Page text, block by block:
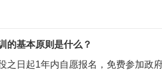
的基本原则是什么？
日起1年内自愿报名，免费参加政府